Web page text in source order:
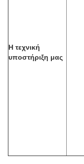
Η τεχνική
υποστήριξη μας